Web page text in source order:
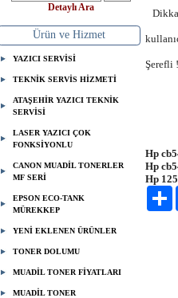
Detaylı Ara
Ürün ve Hizmet
YAZICI SERVİSİ
TEKNİK SERVİS HİZMETİ
ATAŞEHİR YAZICI TEKNİK
SERVİSİ
LASER YAZICI ÇOK
FONKSİYONLU
CANON MUADİL TONERLER
MF SERİ
EPSON ECO-TANK
MÜREKKEP
YENİ EKLENEN ÜRÜNLER
TONER DOLUMU
MUADİL TONER FİYATLARI
MUADİL TONER
Şerefli
Hp
Hp
Hp